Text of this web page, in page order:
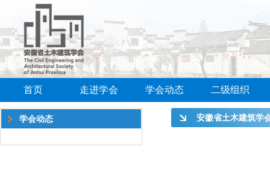
首页 走进学会 学会动态 二级组织
学会动态
安徽省土木建筑学